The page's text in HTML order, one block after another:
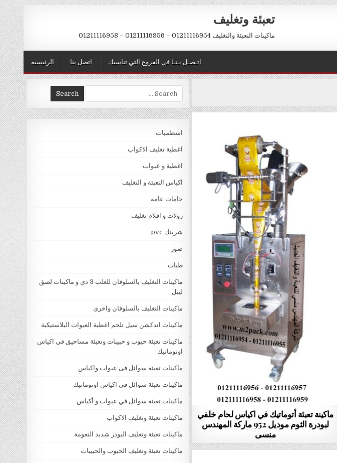
تعبئة وتغليف
ماكينات التعبئة والتغليف 01211116954 – 01211116956 – 01211116958
الرئيسيه اتصل بنا اتـصـل بـنـا في الفروع التي تناسبك
ماكينة تعبئة أتوماتيك في اكياس لحام خلفي
لبودرة الثوم موديل 952 ماركة المهندس
منسى
Search
for:
اسطمبات
اغطية تغليف الاكواب
اغطية و عبوات
اكياس التعبئة و التغليف
خامات عامة
رولات و افلام تغليف
شرينك pvc
صور
طبات
ماكينات التغليف بالسلوفان للعلب 3 دي و ماكينات لصق
ليبل
ماكينات التغليف بالسلوفان واخرى
ماكينات اندكشن سيل تلحم اغطية العبوات البلاستيكية
ماكينات تعبئة حبوب و حبيبات وتعبئة مساحيق في اكياس
اوتوماتيك
ماكينات تعبئة سوائل فى عبوات واكياس
ماكينات تعبئة سوائل في اكياس اوتوماتيك
ماكينات تعبئة سوائل في عبوات و أكياس
ماكينات تعبئة وتغليف الاكواب
ماكينات تعبئة وتغليف البودر شديد النعومة
ماكينات تعبئة وتغليف الحبوب والحبيبات